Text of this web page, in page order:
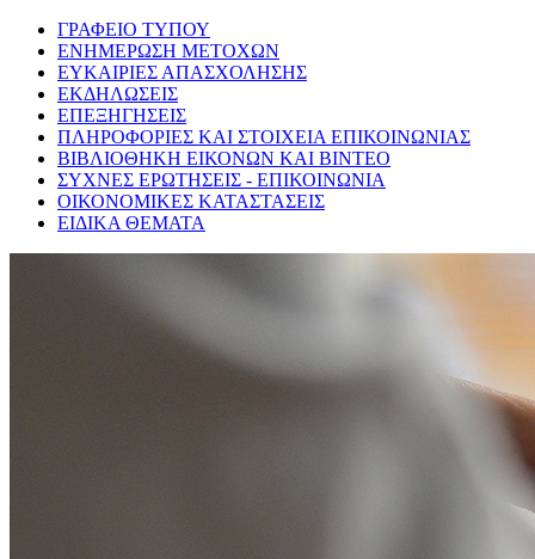
ΓΡΑΦΕΙΟ ΤΥΠΟΥ
ΕΝΗΜΕΡΩΣΗ ΜΕΤΟΧΩΝ
ΕΥΚΑΙΡΙΕΣ ΑΠΑΣΧΟΛΗΣΗΣ
ΕΚΔΗΛΩΣΕΙΣ
ΕΠΕΞΗΓΗΣΕΙΣ
ΠΛΗΡΟΦΟΡΙΕΣ ΚΑΙ ΣΤΟΙΧΕΙΑ ΕΠΙΚΟΙΝΩΝΙΑΣ
ΒΙΒΛΙΟΘΗΚΗ ΕΙΚΟΝΩΝ ΚΑΙ ΒΙΝΤΕΟ
ΣΥΧΝΕΣ ΕΡΩΤΗΣΕΙΣ - ΕΠΙΚΟΙΝΩΝΙΑ
ΟΙΚΟΝΟΜΙΚΕΣ ΚΑΤΑΣΤΑΣΕΙΣ
ΕΙΔΙΚΑ ΘΕΜΑΤΑ